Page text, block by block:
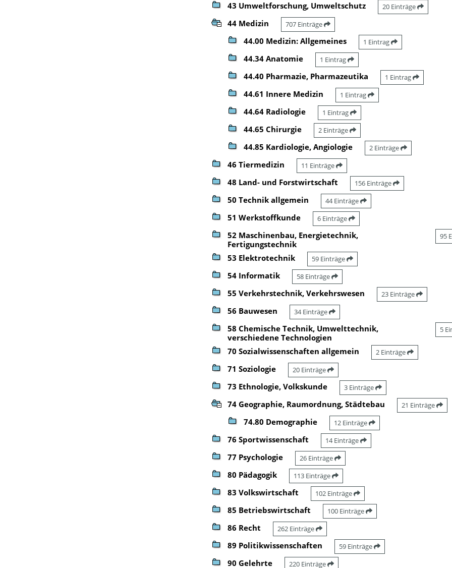
43 Umweltforschung, Umweltschutz 20 Einträge
44 Medizin 707 Einträge
44.00 Medizin: Allgemeines 1 Eintrag
44.34 Anatomie 1 Eintrag
44.40 Pharmazie, Pharmazeutika 1 Eintrag
44.61 Innere Medizin 1 Eintrag
44.64 Radiologie 1 Eintrag
44.65 Chirurgie 2 Einträge
44.85 Kardiologie, Angiologie 2 Einträge
46 Tiermedizin 11 Einträge
48 Land- und Forstwirtschaft 156 Einträge
50 Technik allgemein 44 Einträge
51 Werkstoffkunde 6 Einträge
52 Maschinenbau, Energietechnik,
Fertigungstechnik
95
53 Elektrotechnik 59 Einträge
54 Informatik 58 Einträge
55 Verkehrstechnik, Verkehrswesen 23 Einträge
56 Bauwesen 34 Einträge
58 Chemische Technik, Umwelttechnik,
verschiedene Technologien
5
70 Sozialwissenschaften allgemein 2 Einträge
71 Soziologie 20 Einträge
73 Ethnologie, Volkskunde 3 Einträge
74 Geographie, Raumordnung, Städtebau 21 Einträge
74.80 Demographie 12 Einträge
76 Sportwissenschaft 14 Einträge
77 Psychologie 26 Einträge
80 Pädagogik 113 Einträge
83 Volkswirtschaft 102 Einträge
85 Betriebswirtschaft 100 Einträge
86 Recht 262 Einträge
89 Politikwissenschaften 59 Einträge
90 Gelehrte 220 Einträge